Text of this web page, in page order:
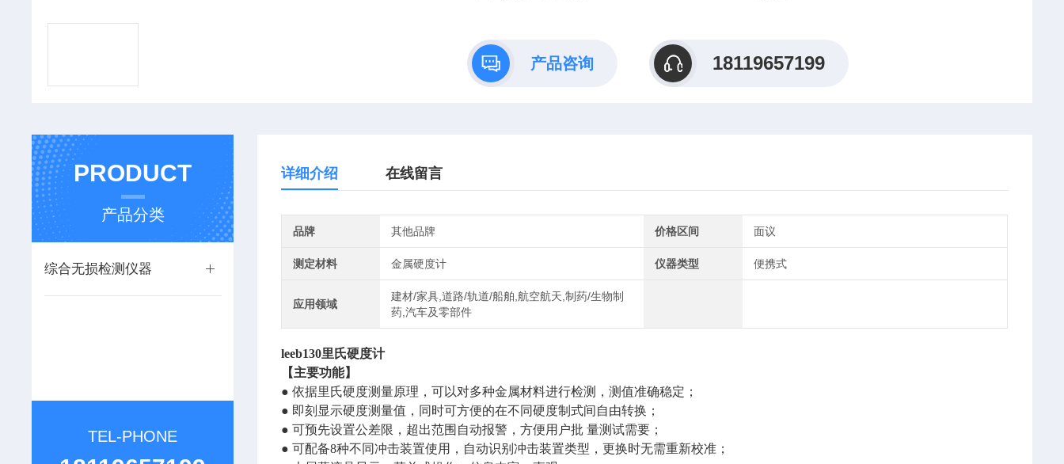
产品咨询 18119657199
PRODUCT
产品分类
综合无损检测仪器
TEL-PHONE
详细介绍 在线留言
品牌 其他品牌 价格区间 面议
测定材料 金属硬度计 仪器类型 便携式
应用领域
建材/家具,道路/轨道/船舶,航空航天,制药/生物制
药,汽车及零部件
leeb130里氏硬度计
【主要功能】
● 依据里氏硬度测量原理，可以对多种金属材料进行检测，测值准确稳定；
● 即刻显示硬度测量值，同时可方便的在不同硬度制式间自由转换；
● 可预先设置公差限，超出范围自动报警，方便用户批 量测试需要；
● 可配备8种不同冲击装置使用，自动识别冲击装置类型，更换时无需重新校准；